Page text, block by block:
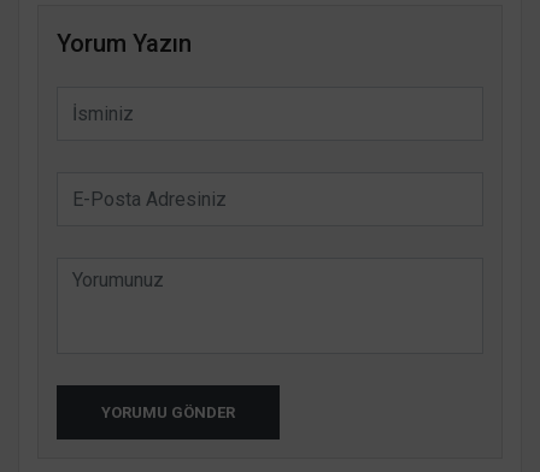
Yorum Yazın
YORUMU GÖNDER